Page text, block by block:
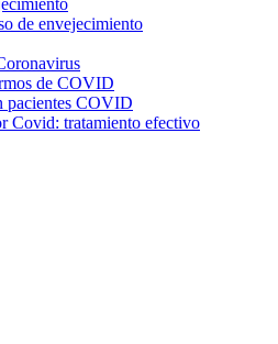
de envejecimiento
de COVID
pacientes COVID
Covid: tratamiento efectivo